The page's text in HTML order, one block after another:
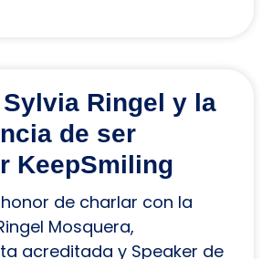
Sylvia Ringel y la
de ser
KeepSmiling
de charlar con la
Mosquera,
acreditada y Speaker de